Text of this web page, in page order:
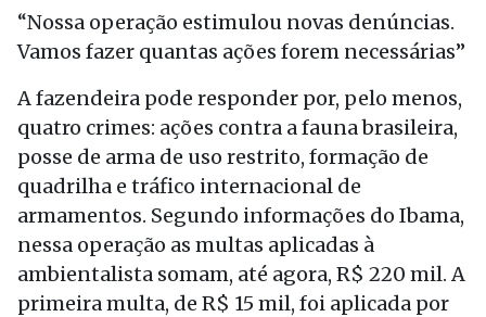
“Nossa operação estimulou novas denúncias.
Vamos fazer quantas ações forem necessárias”
A fazendeira pode responder por, pelo menos,
quatro crimes: ações contra a fauna brasileira,
posse de arma de uso restrito, formação de
quadrilha e tráfico internacional de
armamentos. Segundo informações do Ibama,
nessa operação as multas aplicadas à
ambientalista somam, até agora, R$ 220 mil. A
primeira multa, de R$ 15 mil, foi aplicada por